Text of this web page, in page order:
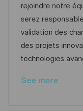
t
i
o
n
I
d
rejoindre notre
serez
validation des
des projets
technologies
See more